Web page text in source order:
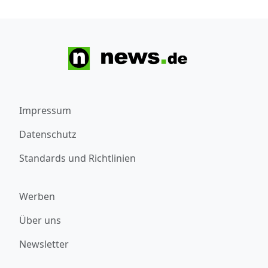
Impressum
Datenschutz
Standards und Richtlinien
Werben
Über uns
Newsletter